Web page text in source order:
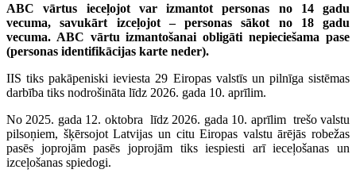
ABC vārtus ieceļojot var izmantot personas no 14 gadu
vecuma, savukārt izceļojot – personas sākot no 18 gadu
vecuma. ABC vārtu izmantošanai obligāti nepieciešama pase
(personas identifikācijas karte neder).
IIS tiks pakāpeniski ieviesta 29 Eiropas valstīs un pilnīga sistēmas
darbība tiks nodrošināta līdz 2026. gada 10. aprīlim.
No 2025. gada 12. oktobra līdz 2026. gada 10. aprīlim trešo valstu
pilsoņiem, šķērsojot Latvijas un citu Eiropas valstu ārējās robežas
pasēs joprojām pasēs joprojām tiks iespiesti arī ieceļošanas un
izceļošanas spiedogi.